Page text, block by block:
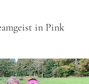
in Pink